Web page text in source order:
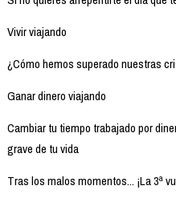
Vivir viajando
¿Cómo hemos superado nuestras
Ganar dinero viajando
Cambiar tu tiempo trabajado por
grave de tu vida
Tras los malos momentos... ¡La 3ª